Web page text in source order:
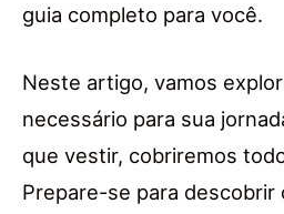
guia completo para você.
Neste artigo, vamos
necessário para sua
que vestir, cobriremos
Prepare-se para descobrir